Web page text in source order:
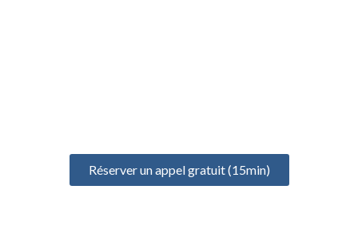
Réserver un appel gratuit (15min)